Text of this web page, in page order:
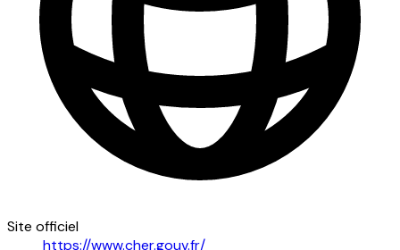
Site officiel
https://www.cher.gouv.fr/